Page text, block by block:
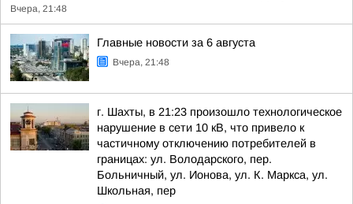
Вчера, 21:48
Главные новости за 6 августа
Вчера, 21:48
г. Шахты, в 21:23 произошло технологическое
нарушение в сети 10 кВ, что привело к
частичному отключению потребителей в
границах: ул. Володарского, пер.
Больничный, ул. Ионова, ул. К. Маркса, ул.
Школьная, пер